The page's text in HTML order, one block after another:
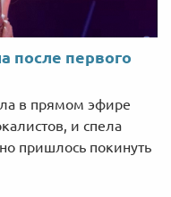
после первого
в прямом эфире
и спела
пришлось покинуть